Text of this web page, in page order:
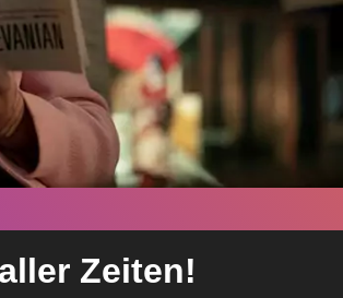
Zeiten!